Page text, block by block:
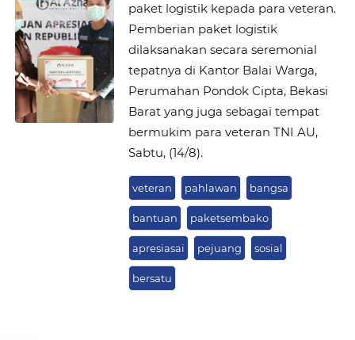
paket logistik kepada para veteran.
Pemberian paket logistik
dilaksanakan secara seremonial
tepatnya di Kantor Balai Warga,
Perumahan Pondok Cipta, Bekasi
Barat yang juga sebagai tempat
bermukim para veteran TNI AU,
Sabtu, (14/8).
veteran pahlawan bangsa
bantuan paketsembako
apresiasai pejuang sosial
bersatu